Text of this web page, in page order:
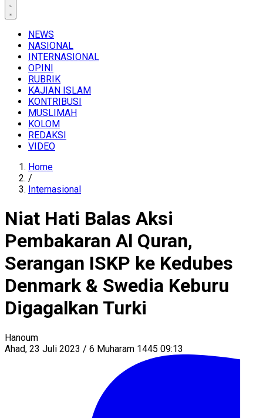
NEWS
NASIONAL
INTERNASIONAL
OPINI
RUBRIK
KAJIAN ISLAM
KONTRIBUSI
MUSLIMAH
KOLOM
REDAKSI
VIDEO
Home
/
Internasional
Niat Hati Balas Aksi
Pembakaran Al Quran,
Serangan ISKP ke Kedubes
Denmark & Swedia Keburu
Digagalkan Turki
Hanoum
Ahad, 23 Juli 2023 / 6 Muharam 1445 09:13